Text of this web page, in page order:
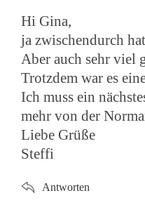
Hi Gina,
ja zwischendurch
Aber auch sehr viel
Trotzdem war es
Ich muss ein
mehr von der
Liebe Grüße
Steffi
Antworten